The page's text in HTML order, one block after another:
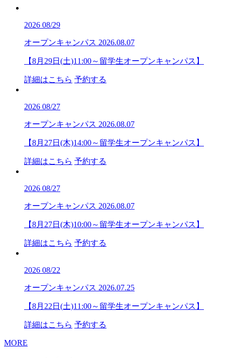
2026 08/29
オープンキャンパス 2026.08.07
【8月29日(土)11:00～留学生オープンキャンパス】
詳細はこちら 予約する
2026 08/27
オープンキャンパス 2026.08.07
【8月27日(木)14:00～留学生オープンキャンパス】
詳細はこちら 予約する
2026 08/27
オープンキャンパス 2026.08.07
【8月27日(木)10:00～留学生オープンキャンパス】
詳細はこちら 予約する
2026 08/22
オープンキャンパス 2026.07.25
【8月22日(土)11:00～留学生オープンキャンパス】
詳細はこちら 予約する
MORE